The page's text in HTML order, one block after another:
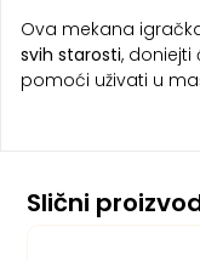
Ova mekana
svih starosti, doniejti
pomoći uživati u
Slični